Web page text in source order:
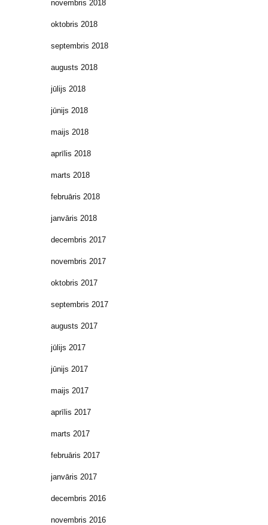
novembris 2018
oktobris 2018
septembris 2018
augusts 2018
jūlijs 2018
jūnijs 2018
maijs 2018
aprīlis 2018
marts 2018
februāris 2018
janvāris 2018
decembris 2017
novembris 2017
oktobris 2017
septembris 2017
augusts 2017
jūlijs 2017
jūnijs 2017
maijs 2017
aprīlis 2017
marts 2017
februāris 2017
janvāris 2017
decembris 2016
novembris 2016